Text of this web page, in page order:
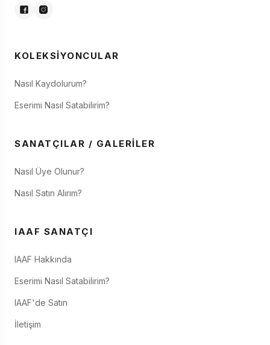
KOLEKSIYONCULAR
Nasıl Kaydolurum?
Eserimi Nasıl Satabilirim?
SANATÇILAR / GALERILER
Nasıl Üye Olunur?
Nasıl Satın Alırım?
IAAF SANATÇI
IAAF Hakkında
Eserimi Nasıl Satabilirim?
IAAF'de Satın
İletişim